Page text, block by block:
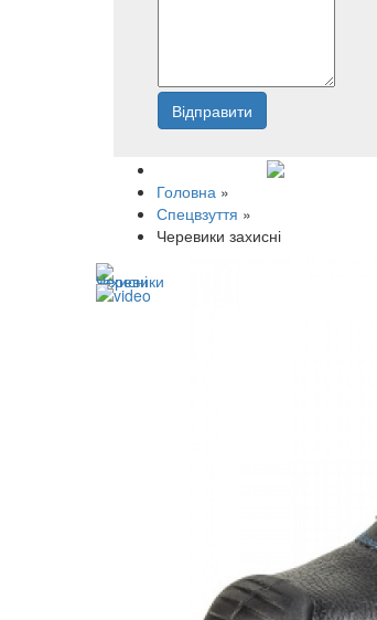
Відправити
Головна »
Спецвзуття »
Черевики захисні